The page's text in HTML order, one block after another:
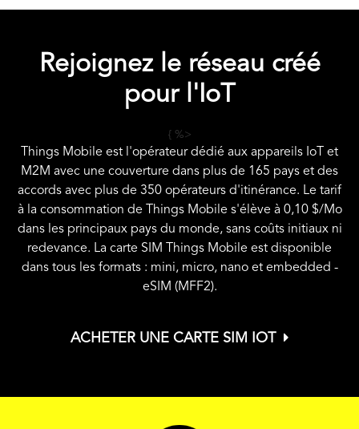
Rejoignez le réseau créé
pour l'IoT
{ %>
Things Mobile est l'opérateur dédié aux appareils IoT et
M2M avec une couverture dans plus de 165 pays et des
accords avec plus de 350 opérateurs d'itinérance. Le tarif
à la consommation de Things Mobile s'élève à 0,10 $/Mo
dans les principaux pays du monde, sans coûts initiaux ni
redevance. La carte SIM Things Mobile est disponible
dans tous les formats : mini, micro, nano et embedded -
eSIM (MFF2).
ACHETER UNE CARTE SIM IOT